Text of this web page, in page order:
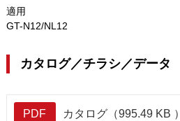
適用
GT-N12/NL12
カタログ／チラシ／データ
PDF カタログ（995.49 KB ）